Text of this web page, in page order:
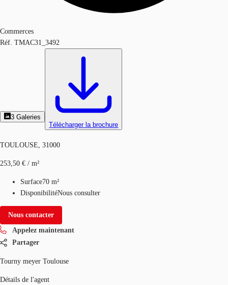
Commerces
Réf. TMAC31_3492
3 Galeries
Télécharger la brochure
TOULOUSE, 31000
253,50 € / m²
Surface70 m²
DisponibilitéNous consulter
Nous contacter
Appelez maintenant
Partager
Tourny meyer Toulouse
Détails de l'agent